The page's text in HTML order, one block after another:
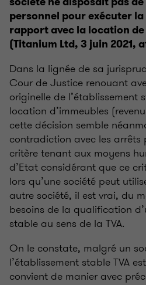
personnel pour exécuter
rapport avec la location
(Titanium Ltd, 3 juin 2021,
Dans la lignée de sa
Cour de Justice renouant
originelle de l’établissement
location d’immeubles
cette décision semble
contradiction avec les arrêts
critère tenant aux moyens
d’Etat considérant que ce
lors qu’une société peut
autre société, il est vrai, du
besoins de la qualification
stable au sens de la TVA.
On le constate, malgré un
l’établissement stable TVA
convient de manier avec